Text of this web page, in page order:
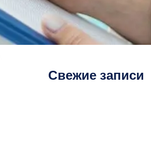
Свежие записи